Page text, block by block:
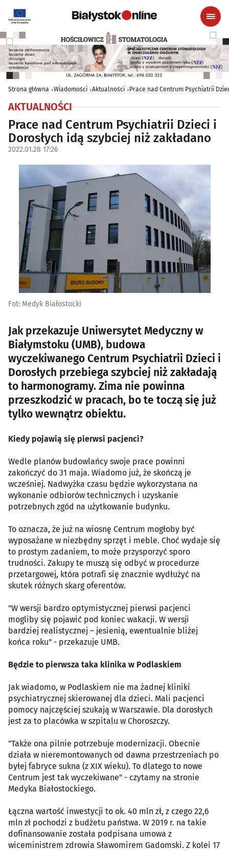
Strona główna Wiadomości Aktualności Prace nad Centrum Psychiatrii
AKTUALNOŚCI
Prace nad Centrum Psychiatrii Dzieci i
Dorosłych idą szybciej niż zakładano
2022.01.28 17:26
Fot: Medyk Białostocki
Jak przekazuje Uniwersytet Medyczny w
Białymstoku (UMB), budowa
wyczekiwanego Centrum Psychiatrii Dzieci i
Dorosłych przebiega szybciej niż zakładają
to harmonogramy. Zima nie powinna
przeszkodzić w pracach, bo te toczą się już
tylko wewnątrz obiektu.
Kiedy pojawią się pierwsi pacjenci?
Wedle planów budowlańcy swoje prace powinni
zakończyć do 31 maja. Wiadomo już, że skończą je
wcześniej. Nadwyżka czasu będzie wykorzystana na
wykonanie odbiorów technicznych i uzyskanie
potrzebnych zgód na użytkowanie budynku.
To oznacza, że już na wiosnę Centrum mogłoby być
wyposażane w niezbędny sprzęt i meble. Choć wydaje się
to prostym zadaniem, to może przysporzyć sporo
trudności. Zakupy te muszą się odbyć w procedurze
przetargowej, która potrafi się znacznie wydłużyć na
skutek różnych skarg oferentów.
"W wersji bardzo optymistycznej pierwsi pacjenci
mogliby się pojawić pod koniec wakacji. W wersji
bardziej realistycznej – jesienią, ewentualnie bliżej
końca roku" - przekazuje UMB.
Będzie to pierwsza taka klinika w Podlaskiem
Jak wiadomo, w Podlaskiem nie ma żadnej kliniki
psychiatrycznej skierowanej dla dzieci. Mali pacjenci
pomocy najczęściej szukają w Warszawie. Dla dorosłych
jest za to placówka w szpitalu w Choroszczy.
"Także ona pilnie potrzebuje modernizacji. Obecnie
działa w nieremontowanych od dawna przestrzeniach po
byłej fabryce sukna (z XIX wieku). To dlatego to nowe
Centrum jest tak wyczekiwane" - czytamy na stronie
Medyka Białostockiego.
Łączna wartość inwestycji to ok. 40 mln zł, z czego 22,6
mln zł pochodzi z budżetu państwa. W 2019 r. na takie
dofinansowanie została podpisana umowa z
wiceministrem zdrowia Sławomirem Gadomski. Z kolei 17